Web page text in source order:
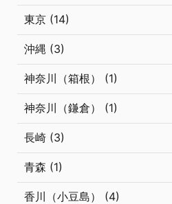
東京 (14)
沖縄 (3)
神奈川（箱根） (1)
神奈川（鎌倉） (1)
長崎 (3)
青森 (1)
香川（小豆島） (4)